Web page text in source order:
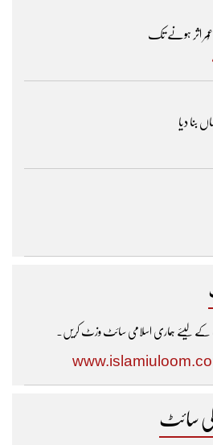
اثر ہونے تک
بنا دیا
کے لیئے ہماری اسلامی سائٹ وزٹ کریں۔
کی سائٹ